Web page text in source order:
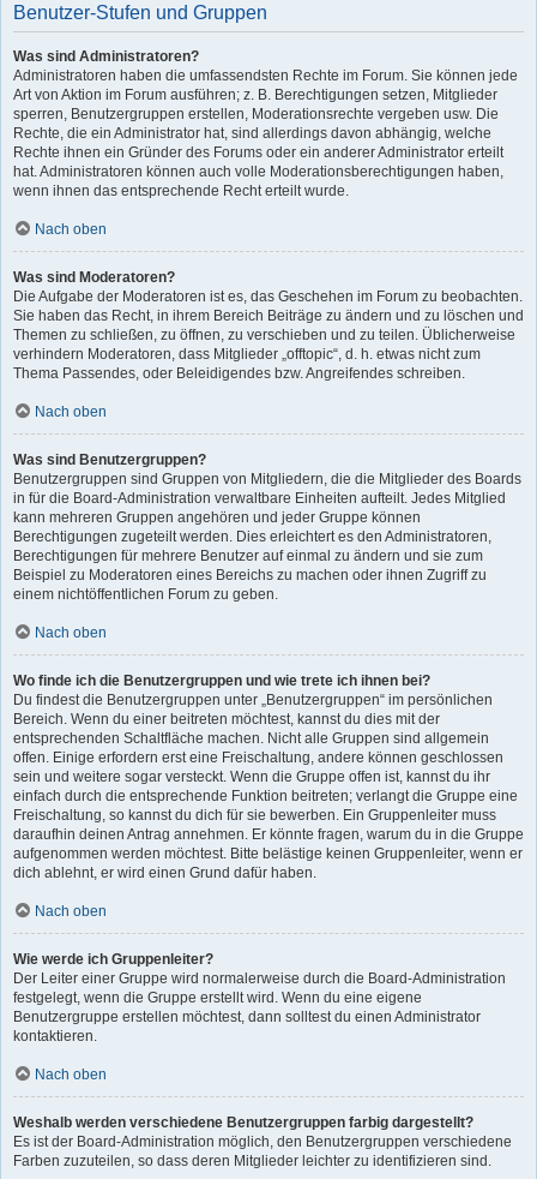
Benutzer-Stufen und Gruppen
Was sind Administratoren?
Administratoren haben die umfassendsten Rechte im Forum. Sie können jede
Art von Aktion im Forum ausführen; z. B. Berechtigungen setzen, Mitglieder
sperren, Benutzergruppen erstellen, Moderationsrechte vergeben usw. Die
Rechte, die ein Administrator hat, sind allerdings davon abhängig, welche
Rechte ihnen ein Gründer des Forums oder ein anderer Administrator erteilt
hat. Administratoren können auch volle Moderationsberechtigungen haben,
wenn ihnen das entsprechende Recht erteilt wurde.
Nach oben
Was sind Moderatoren?
Die Aufgabe der Moderatoren ist es, das Geschehen im Forum zu beobachten.
Sie haben das Recht, in ihrem Bereich Beiträge zu ändern und zu löschen und
Themen zu schließen, zu öffnen, zu verschieben und zu teilen. Üblicherweise
verhindern Moderatoren, dass Mitglieder „offtopic“, d. h. etwas nicht zum
Thema Passendes, oder Beleidigendes bzw. Angreifendes schreiben.
Nach oben
Was sind Benutzergruppen?
Benutzergruppen sind Gruppen von Mitgliedern, die die Mitglieder des Boards
in für die Board-Administration verwaltbare Einheiten aufteilt. Jedes Mitglied
kann mehreren Gruppen angehören und jeder Gruppe können
Berechtigungen zugeteilt werden. Dies erleichtert es den Administratoren,
Berechtigungen für mehrere Benutzer auf einmal zu ändern und sie zum
Beispiel zu Moderatoren eines Bereichs zu machen oder ihnen Zugriff zu
einem nichtöffentlichen Forum zu geben.
Nach oben
Wo finde ich die Benutzergruppen und wie trete ich ihnen bei?
Du findest die Benutzergruppen unter „Benutzergruppen“ im persönlichen
Bereich. Wenn du einer beitreten möchtest, kannst du dies mit der
entsprechenden Schaltfläche machen. Nicht alle Gruppen sind allgemein
offen. Einige erfordern erst eine Freischaltung, andere können geschlossen
sein und weitere sogar versteckt. Wenn die Gruppe offen ist, kannst du ihr
einfach durch die entsprechende Funktion beitreten; verlangt die Gruppe eine
Freischaltung, so kannst du dich für sie bewerben. Ein Gruppenleiter muss
daraufhin deinen Antrag annehmen. Er könnte fragen, warum du in die Gruppe
aufgenommen werden möchtest. Bitte belästige keinen Gruppenleiter, wenn er
dich ablehnt, er wird einen Grund dafür haben.
Nach oben
Wie werde ich Gruppenleiter?
Der Leiter einer Gruppe wird normalerweise durch die Board-Administration
festgelegt, wenn die Gruppe erstellt wird. Wenn du eine eigene
Benutzergruppe erstellen möchtest, dann solltest du einen Administrator
kontaktieren.
Nach oben
Weshalb werden verschiedene Benutzergruppen farbig dargestellt?
Es ist der Board-Administration möglich, den Benutzergruppen verschiedene
Farben zuzuteilen, so dass deren Mitglieder leichter zu identifizieren sind.